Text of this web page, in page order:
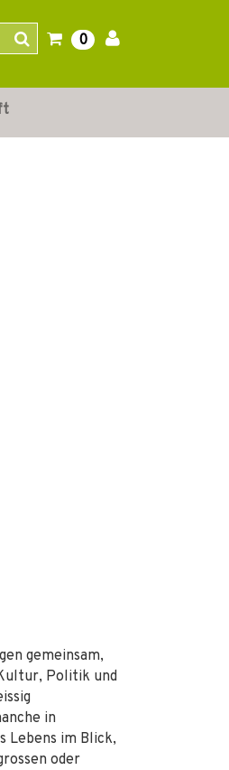
0
gemeinsam,
Politik und
in
Lebens im Blick,
oder